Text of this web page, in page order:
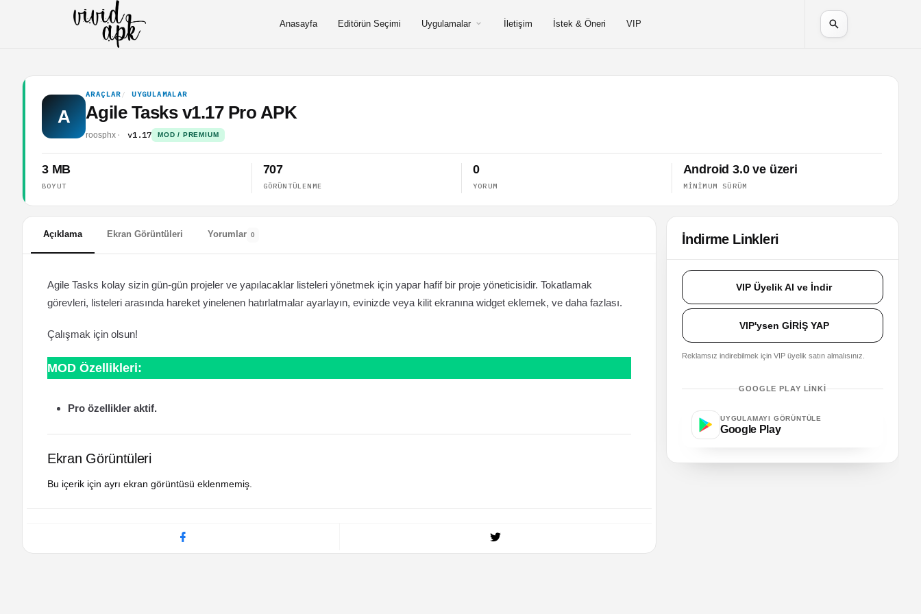
Anasayfa Editörün Seçimi Uygulamalar İletişim İstek & Öneri VIP
A
ARAÇLAR UYGULAMALAR
Agile Tasks v1.17 Pro APK
roosphx v1.17 MOD / PREMIUM
3 MB
BOYUT
707
GÖRÜNTÜLENME
0
YORUM
Android 3.0 ve üzeri
MINIMUM SÜRÜM
Açıklama Ekran Görüntüleri Yorumlar 0
Agile Tasks kolay sizin gün-gün projeler ve yapılacaklar listeleri yönetmek için yapar hafif bir proje yöneticisidir. Tokatlamak
görevleri, listeleri arasında hareket yinelenen hatırlatmalar ayarlayın, evinizde veya kilit ekranına widget eklemek, ve daha fazlası.
Çalışmak için olsun!
MOD Özellikleri:
Pro özellikler aktif.
Ekran Görüntüleri
Bu içerik için ayrı ekran görüntüsü eklenmemiş.
İndirme Linkleri
VIP Üyelik Al ve İndir
VIP'ysen GİRİŞ YAP
Reklamsız indirebilmek için VIP üyelik satın almalısınız.
GOOGLE PLAY LINKI
UYGULAMAYI GÖRÜNTÜLE
Google Play